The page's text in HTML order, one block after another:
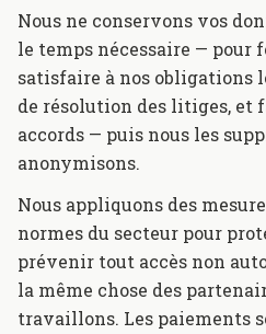
Nous ne conservons vos
le temps nécessaire — pour
satisfaire à nos obligations
de résolution des litiges, et
accords — puis nous les
anonymisons.
Nous appliquons des
normes du secteur pour
prévenir tout accès non
la même chose des
travaillons. Les paiements